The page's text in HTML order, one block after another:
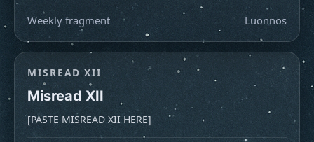
Weekly fragment Luonnos
MISREAD XII
Misread XII
[PASTE MISREAD XII HERE]